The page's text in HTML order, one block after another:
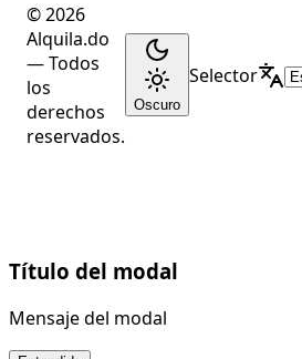
© 2026
Alquila.do
— Todos
los
derechos
reservados.
Oscuro
Selector
Título del modal
Mensaje del modal